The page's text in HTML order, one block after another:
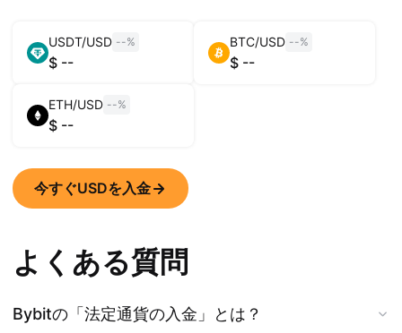
USDT/USD --%
$ --
BTC/USD --%
$ --
ETH/USD --%
$ --
今すぐUSDを入金
よくある質問
Bybitの「法定通貨の入金」とは？